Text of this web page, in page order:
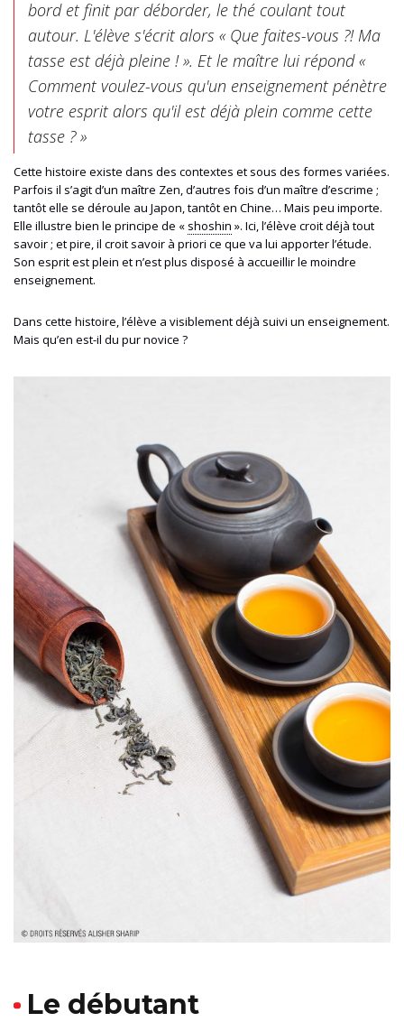
bord et finit par déborder, le thé coulant tout
autour. L'élève s'écrit alors « Que faites-vous ?! Ma
tasse est déjà pleine ! ». Et le maître lui répond «
Comment voulez-vous qu'un enseignement pénètre
votre esprit alors qu'il est déjà plein comme cette
tasse ? »
Cette histoire existe dans des contextes et sous des formes variées.
Parfois il s’agit d’un maître Zen, d’autres fois d’un maître d’escrime ;
tantôt elle se déroule au Japon, tantôt en Chine… Mais peu importe.
Elle illustre bien le principe de « shoshin ». Ici, l’élève croit déjà tout
savoir ; et pire, il croit savoir à priori ce que va lui apporter l’étude.
Son esprit est plein et n’est plus disposé à accueillir le moindre
enseignement.
Dans cette histoire, l’élève a visiblement déjà suivi un enseignement.
Mais qu’en est-il du pur novice ?
Le débutant